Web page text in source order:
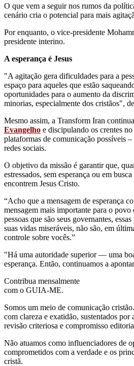
O que vem a seguir nos rumos da
cenário cria o potencial para mais
Por enquanto, o vice-presidente
presidente interino.
A esperança é Jesus
"A agitação gera dificuldades para a
espaço para aqueles que estão
oportunidades para o aumento da
minorias, especialmente dos cristãos",
Mesmo assim, a Transform Iran
Evangelho e discipulando os crentes
plataformas de comunicação possíveis
redes sociais.
O objetivo da missão é garantir que,
estressados, sem esperança ou em
encontrem Jesus Cristo.
“Acho que a mensagem de esperança
mensagem mais importante para o
pessoas que são seus governantes,
suas vidas miseráveis, não são, em
controle sobre vocês.”
"Há uma autoridade superior — uma
esperança. Então, continuamos a
Contribua mensalmente
com o GUIA-ME.
Somos um meio de comunicação
com clareza e exatidão, sustentados por
revisão criteriosa e compromisso
Não atuamos como influenciadores de
comprometidos com a verdade e os
cristã.